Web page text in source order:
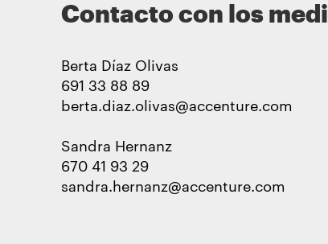
Contacto con los
Berta Díaz Olivas
691 33 88 89
berta.diaz.olivas@accenture.com
Sandra Hernanz
670 41 93 29
sandra.hernanz@accenture.com